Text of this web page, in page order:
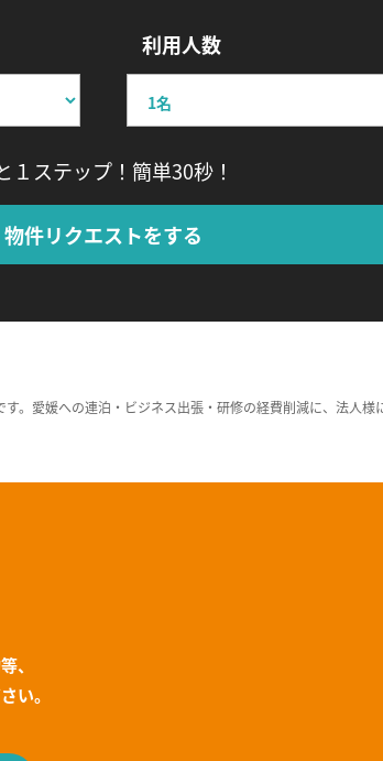
利用人数
１ステップ！簡単30秒！
物件リクエストをする
。愛媛への連泊・ビジネス出張・研修の経費削減に、法人様
、
い。